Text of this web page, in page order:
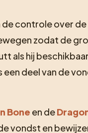
de controle over de
zodat de
als hij beschikbaar
deel van de
Bone en de
vondst en